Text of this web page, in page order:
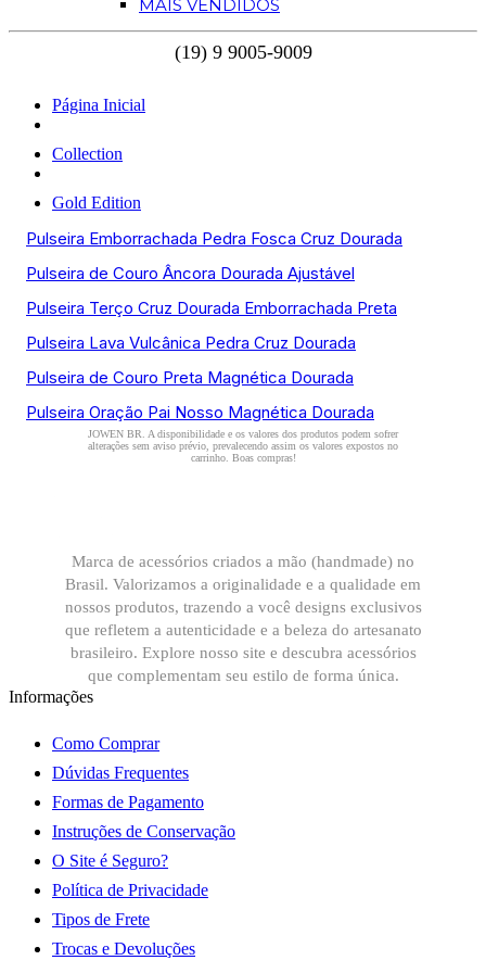
MAIS VENDIDOS
Página Inicial
Collection
Gold Edition
Pulseira Emborrachada Pedra Fosca Cruz Dourada
Pulseira de Couro Âncora Dourada Ajustável
Pulseira Terço Cruz Dourada Emborrachada Preta
Pulseira Lava Vulcânica Pedra Cruz Dourada
Pulseira de Couro Preta Magnética Dourada
Pulseira Oração Pai Nosso Magnética Dourada
Marca de acessórios criados a mão (handmade) no
Brasil. Valorizamos a originalidade e a qualidade em
nossos produtos, trazendo a você designs exclusivos
que refletem a autenticidade e a beleza do artesanato
brasileiro. Explore nosso site e descubra acessórios
que complementam seu estilo de forma única.
Informações
Como Comprar
Dúvidas Frequentes
Formas de Pagamento
Instruções de Conservação
O Site é Seguro?
Política de Privacidade
Tipos de Frete
Trocas e Devoluções